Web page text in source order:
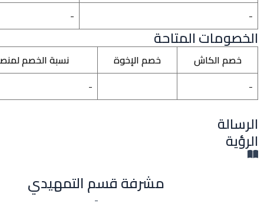
-
-
الخصومات المتاحة
خصم الكاش خصم الإخوة
نسبة الخصم
-
-
الرسالة
الرؤية
مشرفة قسم التمهيدي
-